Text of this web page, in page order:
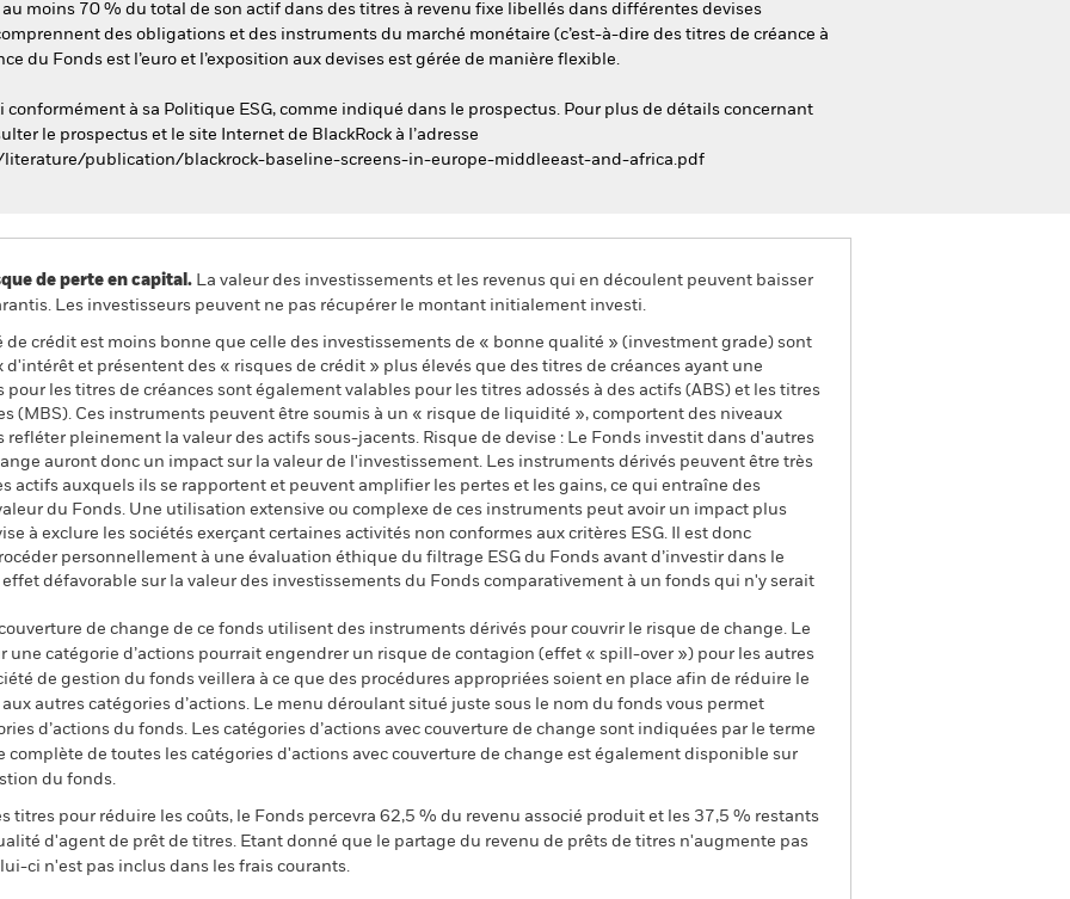
moins 70 % du total de son actif dans des titres à revenu fixe libellés dans différentes devises
des obligations et des instruments du marché monétaire (c’est-à-dire des titres de créance à
du Fonds est l’euro et l’exposition aux devises est gérée de manière flexible.
conformément à sa Politique ESG, comme indiqué dans le prospectus. Pour plus de détails concernant
le prospectus et le site Internet de BlackRock à l’adresse
literature/publication/blackrock-baseline-screens-in-europe-middleeast-and-africa.pdf
de perte en capital. La valeur des investissements et les revenus qui en découlent peuvent baisser
Les investisseurs peuvent ne pas récupérer le montant initialement investi.
de crédit est moins bonne que celle des investissements de « bonne qualité » (investment grade) sont
et présentent des « risques de crédit » plus élevés que des titres de créances ayant une
les titres de créances sont également valables pour les titres adossés à des actifs (ABS) et les titres
(MBS). Ces instruments peuvent être soumis à un « risque de liquidité », comportent des niveaux
pleinement la valeur des actifs sous-jacents. Risque de devise : Le Fonds investit dans d'autres
auront donc un impact sur la valeur de l'investissement. Les instruments dérivés peuvent être très
actifs auxquels ils se rapportent et peuvent amplifier les pertes et les gains, ce qui entraîne des
du Fonds. Une utilisation extensive ou complexe de ces instruments peut avoir un impact plus
à exclure les sociétés exerçant certaines activités non conformes aux critères ESG. Il est donc
personnellement à une évaluation éthique du filtrage ESG du Fonds avant d’investir dans le
effet défavorable sur la valeur des investissements du Fonds comparativement à un fonds qui n'y serait
couverture de change de ce fonds utilisent des instruments dérivés pour couvrir le risque de change. Le
une catégorie d’actions pourrait engendrer un risque de contagion (effet « spill-over ») pour les autres
de gestion du fonds veillera à ce que des procédures appropriées soient en place afin de réduire le
autres catégories d’actions. Le menu déroulant situé juste sous le nom du fonds vous permet
d’actions du fonds. Les catégories d’actions avec couverture de change sont indiquées par le terme
de toutes les catégories d'actions avec couverture de change est également disponible sur
du fonds.
titres pour réduire les coûts, le Fonds percevra 62,5 % du revenu associé produit et les 37,5 % restants
d'agent de prêt de titres. Etant donné que le partage du revenu de prêts de titres n'augmente pas
ci n'est pas inclus dans les frais courants.